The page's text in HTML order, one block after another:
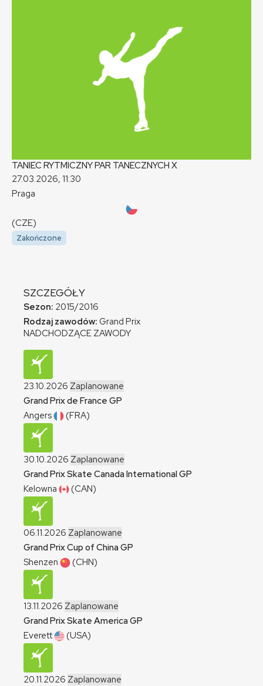
TANIEC RYTMICZNY PAR TANECZNYCH X
27.03.2026, 11:30
Praga
(CZE)
Zakończone
SZCZEGÓŁY
Sezon: 2015/2016
Rodzaj zawodów: Grand Prix
NADCHODZĄCE ZAWODY
23.10.2026 Zaplanowane
Grand Prix de France GP
Angers
(FRA)
30.10.2026 Zaplanowane
Grand Prix Skate Canada InternationalGP
Kelowna
(CAN)
06.11.2026 Zaplanowane
Grand Prix Cup of ChinaGP
Shenzen
(CHN)
13.11.2026 Zaplanowane
Grand Prix Skate AmericaGP
Everett
(USA)
20.11.2026 Zaplanowane